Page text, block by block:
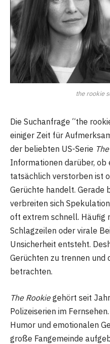
the rookie
Die Suchanfrage “the
einiger Zeit für
der beliebten US-Serie
Informationen darüber, ob
tatsächlich verstorben ist
Gerüchte handelt. Gerade
verbreiten sich
oft extrem schnell. Häufig
Schlagzeilen oder virale
Unsicherheit entsteht.
Gerüchten zu trennen und
betrachten.
The Rookiegehört seit
Polizeiserien im
Humor und emotionalen
große Fangemeinde